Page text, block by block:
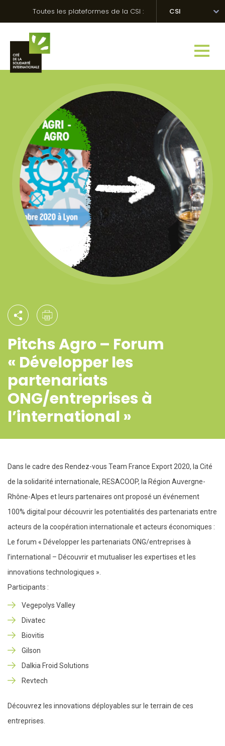
Toutes les plateformes de la CSI : CSI
Pitchs Agro – Forum
« Développer les
partenariats
ONG/entreprises à
l’international »
Dans le cadre des Rendez-vous Team France Export 2020, la Cité
de la solidarité internationale, RESACOOP, la Région Auvergne-
Rhône-Alpes et leurs partenaires ont proposé un événement
100% digital pour découvrir les potentialités des partenariats entre
acteurs de la coopération internationale et acteurs économiques :
Le forum « Développer les partenariats ONG/entreprises à
l’international – Découvrir et mutualiser les expertises et les
innovations technologiques ».
Participants :
Vegepolys Valley
Divatec
Biovitis
Gilson
Dalkia Froid Solutions
Revtech
Découvrez les innovations déployables sur le terrain de ces
entreprises.